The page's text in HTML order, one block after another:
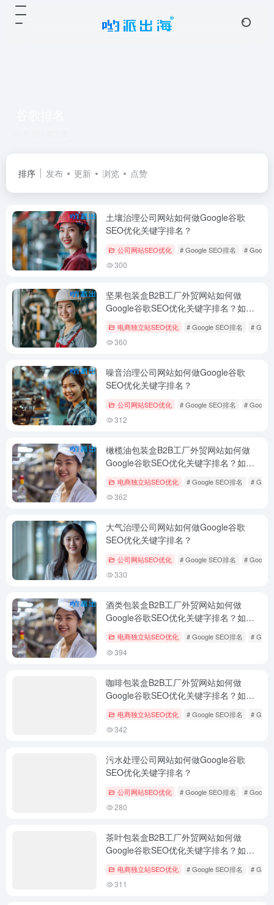
排序 发布 更新 浏览 点赞
土壤治理公司网站如何做Google谷歌
SEO优化关键字排名？
公司网站SEO优化 # Google SEO排名 # Google
300
坚果包装盒B2B工厂外贸网站如何做
Google谷歌SEO优化关键字排名？如何
电商独立站SEO优化 # Google SEO排名 #
360
噪音治理公司网站如何做Google谷歌
SEO优化关键字排名？
公司网站SEO优化 # Google SEO排名 # Google
312
橄榄油包装盒B2B工厂外贸网站如何做
Google谷歌SEO优化关键字排名？如何
电商独立站SEO优化 # Google SEO排名 #
362
大气治理公司网站如何做Google谷歌
SEO优化关键字排名？
公司网站SEO优化 # Google SEO排名 # Google
330
酒类包装盒B2B工厂外贸网站如何做
Google谷歌SEO优化关键字排名？如何
电商独立站SEO优化 # Google SEO排名 #
394
咖啡包装盒B2B工厂外贸网站如何做
Google谷歌SEO优化关键字排名？如何
电商独立站SEO优化 # Google SEO排名 #
342
污水处理公司网站如何做Google谷歌
SEO优化关键字排名？
公司网站SEO优化 # Google SEO排名 # Google
280
茶叶包装盒B2B工厂外贸网站如何做
Google谷歌SEO优化关键字排名？如何
电商独立站SEO优化 # Google SEO排名 #
311